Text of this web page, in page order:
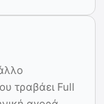
τραβάει Full